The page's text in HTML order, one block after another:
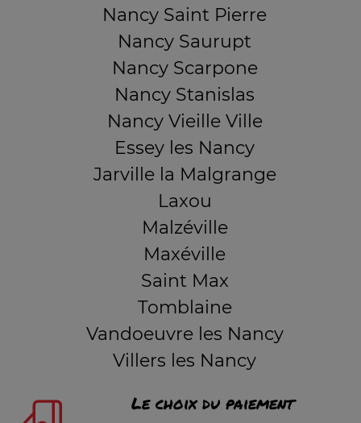
Nancy Saint Pierre
Nancy Saurupt
Nancy Scarpone
Nancy Stanislas
Nancy Vieille Ville
Essey les Nancy
Jarville la Malgrange
Laxou
Malzéville
Maxéville
Saint Max
Tomblaine
Vandoeuvre les Nancy
Villers les Nancy
Le choix du paiement